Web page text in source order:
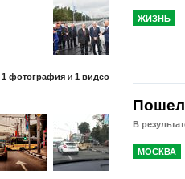
1 фотография и 1 видео
ЖИЗНЬ
В
МОСКВА